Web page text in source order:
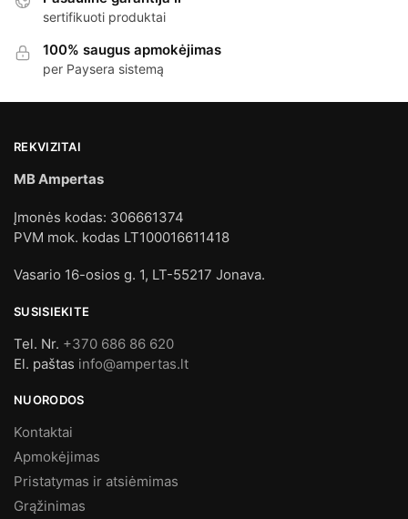
sertifikuoti produktai
100% saugus apmokėjimas
per Paysera sistemą
REKVIZITAI
MB Ampertas
Įmonės kodas: 306661374
PVM mok. kodas LT100016611418
Vasario 16-osios g. 1, LT-55217 Jonava.
SUSISIEKITE
Tel. Nr. +370 686 86 620
El. paštas info@ampertas.lt
NUORODOS
Kontaktai
Apmokėjimas
Pristatymas ir atsiėmimas
Grąžinimas